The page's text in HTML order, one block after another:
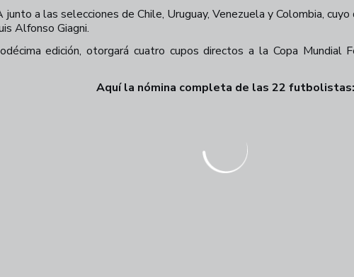
a las selecciones de Chile, Uruguay, Venezuela y Colombia,
Alfonso Giagni.
edición, otorgará cuatro cupos directos a la Copa
Aquí la nómina completa de las 22 futbolistas: